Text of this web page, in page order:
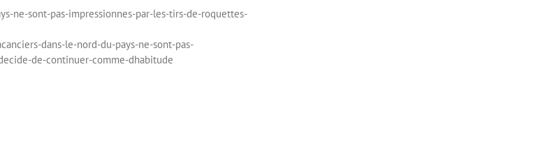
ne-sont-pas-impressionnes-par-les-tirs-de-roquettes-
dans-le-nord-du-pays-ne-sont-pas-
de-continuer-comme-dhabitude